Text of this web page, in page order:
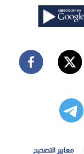
معايير التصحيح